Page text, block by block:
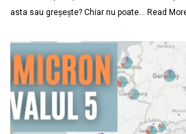
asta sau greșește? Chiar nu poate… Read